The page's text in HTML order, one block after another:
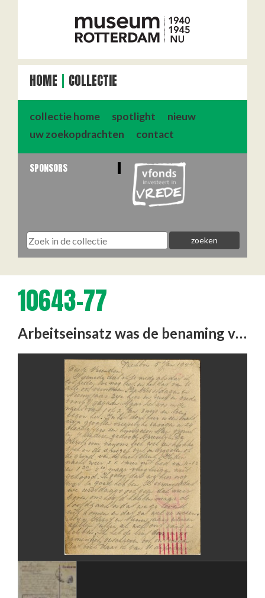
HOME COLLECTIE
collectie home spotlight
nieuw
uw zoekopdrachten
contact
SPONSORS
10643-77
Arbeitseinsatz was de benaming voor de vaak gedwongen inschakeling in de Duitse oorlogseconomie van arbeiders uit de …